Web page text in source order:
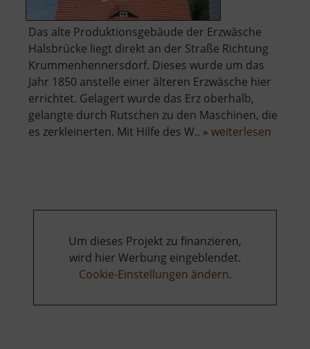
Das alte Produktionsgebäude der Erzwäsche
Halsbrücke liegt direkt an der Straße Richtung
Krummenhennersdorf. Dieses wurde um das
Jahr 1850 anstelle einer älteren Erzwäsche hier
errichtet. Gelagert wurde das Erz oberhalb,
gelangte durch Rutschen zu den Maschinen, die
es zerkleinerten. Mit Hilfe des W.. » weiterlesen
Um dieses Projekt zu finanzieren,
wird hier Werbung eingeblendet.
Cookie-Einstellungen ändern.